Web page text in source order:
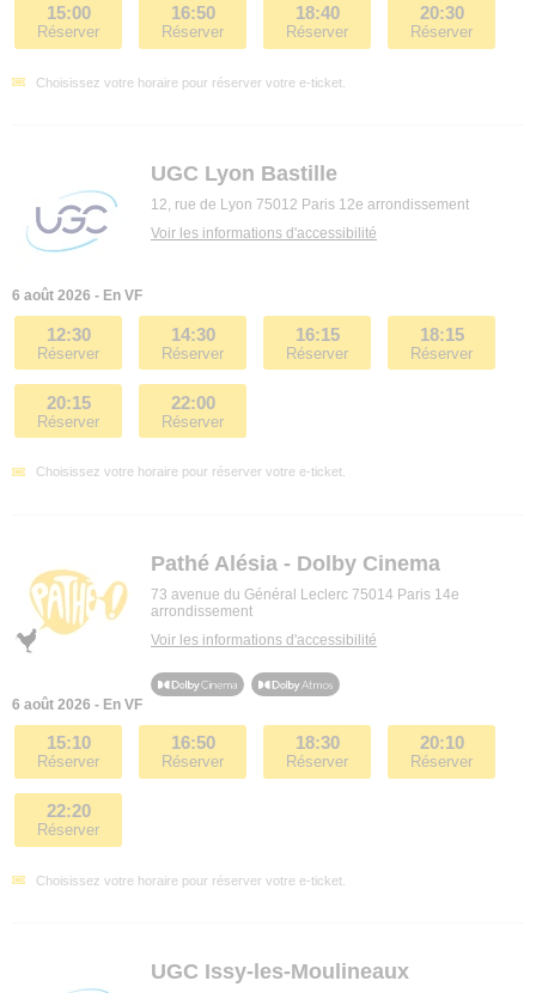
15:00
Réserver
16:50
Réserver
18:40
Réserver
20:30
Réserver
Choisissez votre horaire pour réserver votre e-ticket.
UGC Lyon Bastille
12, rue de Lyon 75012 Paris 12e arrondissement
Voir les informations d'accessibilité
6 août 2026 - En VF
12:30
Réserver
14:30
Réserver
16:15
Réserver
18:15
Réserver
20:15
Réserver
22:00
Réserver
Choisissez votre horaire pour réserver votre e-ticket.
Pathé Alésia - Dolby Cinema
73 avenue du Général Leclerc 75014 Paris 14e
arrondissement
Voir les informations d'accessibilité
6 août 2026 - En VF
15:10
Réserver
16:50
Réserver
18:30
Réserver
20:10
Réserver
22:20
Réserver
Choisissez votre horaire pour réserver votre e-ticket.
UGC Issy-les-Moulineaux